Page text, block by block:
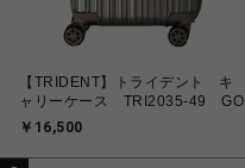
【TRIDENT】トライデント キ
ャリーケース TRI2035-49 GO
￥16,500